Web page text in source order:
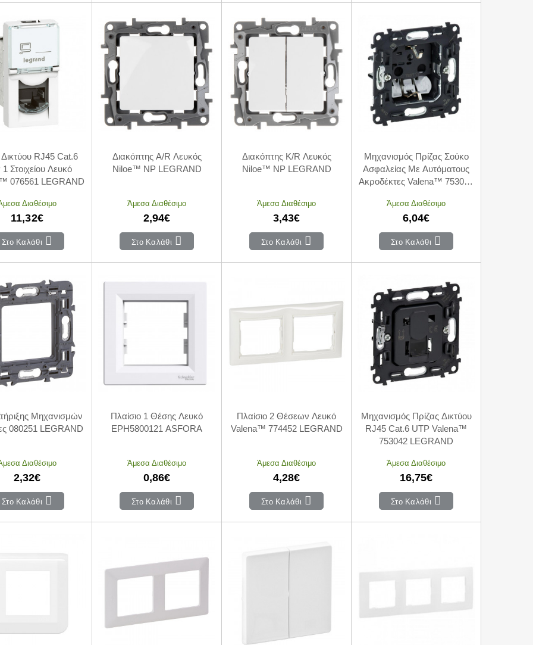
Δικτύου RJ45 Cat.6
Στοιχείου Λευκό
076561 LEGRAND
Διαθέσιμο
11,32€
Στο Καλάθι
Διακόπτης A/R Λευκός
Niloe™ NP LEGRAND
Άμεσα Διαθέσιμο
2,94€
Στο Καλάθι
Διακόπτης K/R Λευκός
Niloe™ NP LEGRAND
Άμεσα Διαθέσιμο
3,43€
Στο Καλάθι
Μηχανισμός Πρίζας Σούκο
Ασφαλείας Με Αυτόματους
Ακροδέκτες Valena™ 753020
Άμεσα Διαθέσιμο
6,04€
Στο Καλάθι
Μηχανισμών
080251 LEGRAND
Διαθέσιμο
2,32€
Στο Καλάθι
Πλαίσιο 1 Θέσης Λευκό
EPH5800121 ASFORA
Άμεσα Διαθέσιμο
0,86€
Στο Καλάθι
Πλαίσιο 2 Θέσεων Λευκό
Valena™ 774452 LEGRAND
Άμεσα Διαθέσιμο
4,28€
Στο Καλάθι
Μηχανισμός Πρίζας Δικτύου
RJ45 Cat.6 UTP Valena™
753042 LEGRAND
Άμεσα Διαθέσιμο
16,75€
Στο Καλάθι